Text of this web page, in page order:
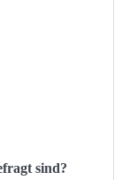
sind?